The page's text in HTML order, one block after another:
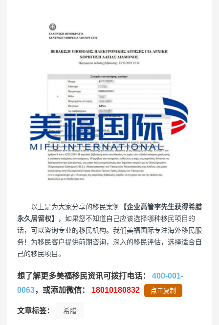
以上是为大家分享的移民案例
【企业高管李先生获得希腊
永久居留权】
，如果您不知道自己应该选择哪种移民项目的
话，可以咨询专业的移民机构。我们美福国际专注海外移民服
务！为移民客户提供前期咨询，深入的移民评估，选择适合自
己的移民项目。
想了解更多美福移民资讯可拨打电话： 400-001-
0063，或添加微信： 18010180832 点击复制
文章标签： 希腊